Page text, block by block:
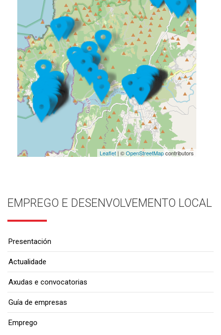
Leaflet| ©OpenStreetMapcontributors
EMPREGO E DESENVOLVEMENTO LOCAL
Presentación
Actualidade
Axudas e convocatorias
Guía de empresas
Emprego